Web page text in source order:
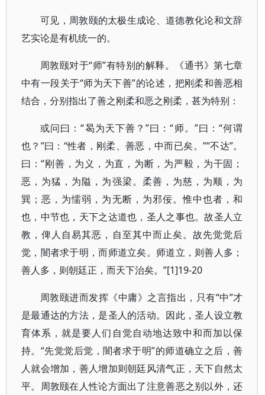
可见，周敦颐的太极生成论、道德教化论和文辞
艺实论是有机统一的。
周敦颐对于“师”有特别的解释。《通书》第七章
中有一段关于“师为天下善”的论述，把刚柔和善恶相
结合，分别指出了善之刚柔和恶之刚柔，甚为特别：
或问曰：“曷为天下善？”曰：“师。”曰：“何谓
也？”曰：“性者，刚柔、善恶，中而已矣。”“不达”。
曰：“刚善，为义，为直，为断，为严毅，为干固；
恶，为猛，为隘，为强梁。柔善，为慈，为顺，为
巽；恶，为懦弱，为无断，为邪佞。惟中也者，和
也，中节也，天下之达道也，圣人之事也。故圣人立
教，俾人自易其恶，自至其中而止矣。故先觉觉后
觉，闇者求于明，而师道立矣。师道立，则善人多；
善人多，则朝廷正，而天下治矣。”[1]19-20
周敦颐进而发挥《中庸》之言指出，只有“中”才
是最通达的方法，是圣人的活动。因此，圣人设立教
育体系，就是要人们自觉自动地达致中和而加以保
持。“先觉觉后觉，闇者求于明”的师道确立之后，善
人就会增加，善人增加则朝廷风清气正，天下自然太
平。周敦颐在人性论方面出了注意善恶之别以外，还